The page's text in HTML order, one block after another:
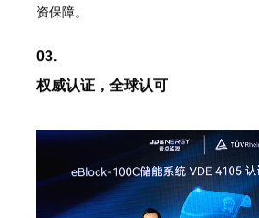
资保障。
03.
权威认证，全球认可